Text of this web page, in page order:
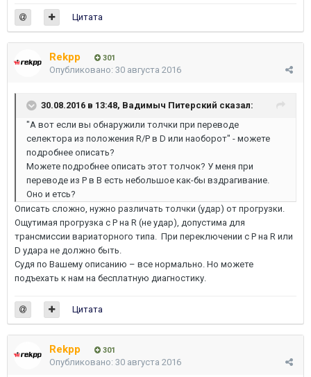
Цитата
Rekpp 301
Опубликовано: 30 августа 2016
30.08.2016 в 13:48, Вадимыч Питерский сказал:
"А вот если вы обнаружили толчки при переводе
селектора из положения R/P в D или наоборот" - можете
подробнее описать?
Можете подробнее описать этот толчок? У меня при
переводе из P в В есть небольшое как-бы вздрагивание.
Оно и етсь?
Описать сложно, нужно различать толчки (удар) от прогрузки.
Ощутимая прогрузка с Р на R (не удар), допустима для
трансмиссии вариаторного типа. При переключении с Р на R или
D удара не должно быть.
Судя по Вашему описанию – все нормально. Но можете
подъехать к нам на бесплатную диагностику.
Цитата
Rekpp 301
Опубликовано: 30 августа 2016